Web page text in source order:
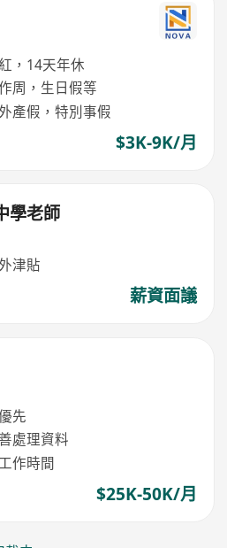
，14天年休
周，生日假等
產假，特別事假
$3K-9K/月
學老師
津貼
薪資面議
先
處理資料
作時間
$25K-50K/月